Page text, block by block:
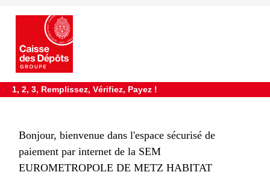
1, 2, 3, Remplissez, Vérifiez, Payez !
Bonjour, bienvenue dans l'espace sécurisé de
paiement par internet de la SEM
EUROMETROPOLE DE METZ HABITAT